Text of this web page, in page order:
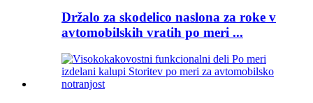
Držalo za skodelico naslona za roke v
avtomobilskih vratih po meri ...